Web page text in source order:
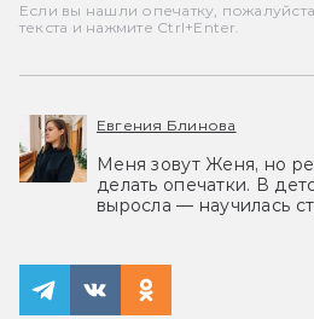
Если вы нашли опечатку,
текста и нажмите Ctrl+Enter.
Евгения Блинова
Меня зовут Женя, но
делать опечатки. В
выросла — научилась